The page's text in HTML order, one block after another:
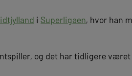
i Superligaen, hvor han
og det har tidligere været